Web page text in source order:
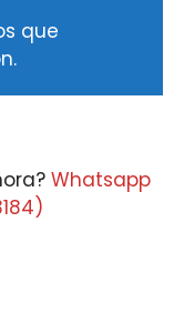
que
Whatsapp